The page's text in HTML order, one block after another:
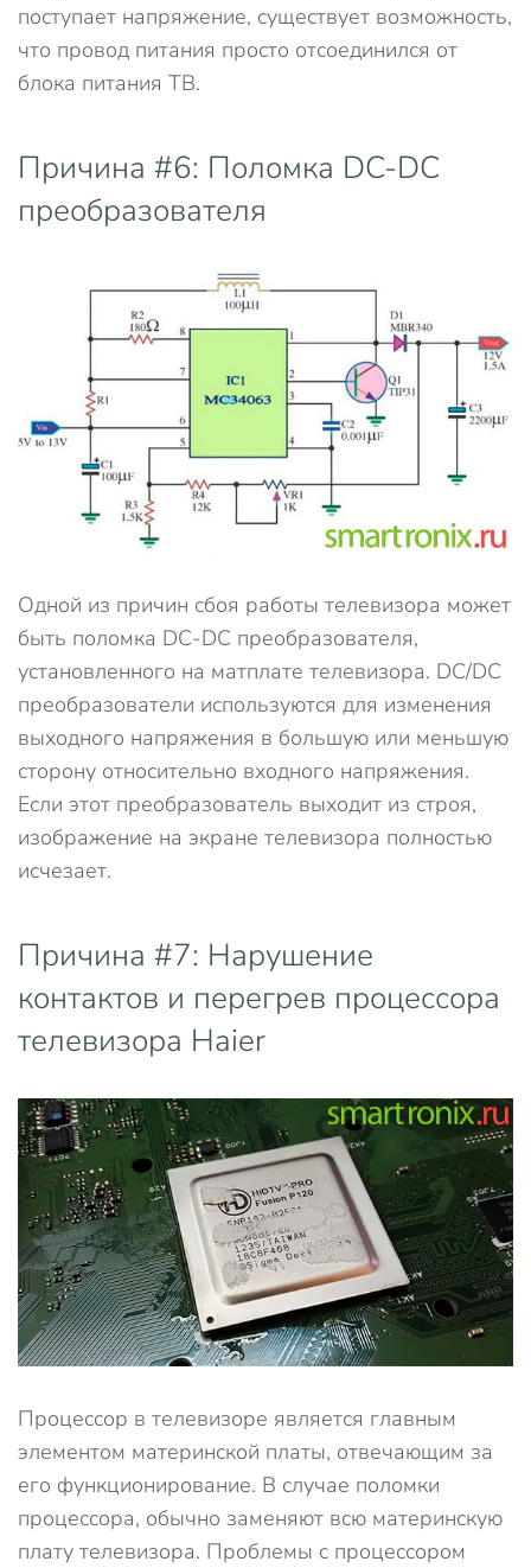
поступает напряжение, существует возможность,
что провод питания просто отсоединился от
блока питания ТВ.
Причина #6: Поломка DC-DC
преобразователя
Одной из причин сбоя работы телевизора может
быть поломка DC-DC преобразователя,
установленного на матплате телевизора. DC/DC
преобразователи используются для изменения
выходного напряжения в большую или меньшую
сторону относительно входного напряжения.
Если этот преобразователь выходит из строя,
изображение на экране телевизора полностью
исчезает.
Причина #7: Нарушение
контактов и перегрев процессора
телевизора Haier
Процессор в телевизоре является главным
элементом материнской платы, отвечающим за
его функционирование. В случае поломки
процессора, обычно заменяют всю материнскую
плату телевизора. Проблемы с процессором